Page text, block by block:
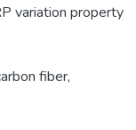
variation property
fiber,